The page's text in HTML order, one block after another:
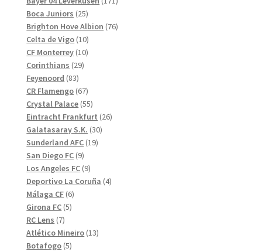
Boca Juniors 2525
produkter
Brighton Hove Albion 7676
Celta de Vigo 1010
produkter
CF Monterrey 1010
Corinthians 2929
Feyenoord 8383
produkter
CR Flamengo 6767
produkter
Crystal Palace 5555
produkter
Eintracht Frankfurt 2626
Galatasaray S.K. 3030
Sunderland AFC 1919
San Diego FC 99
produkter
Los Angeles FC 99
produkter
Deportivo La Coruña 44
Málaga CF 66
Girona FC 55
RC Lens 77
produkter
Atlético Mineiro 1313
Botafogo 55